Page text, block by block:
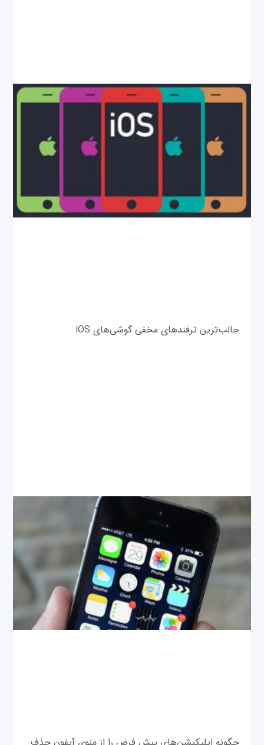
جالب‌ترین ترفندهای مخفی گوشی‌های iOS